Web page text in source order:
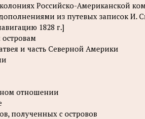
Российско-Американской
из путевых записок И.
1828 г.]
и часть Северной Америки
отношении
полученных с островов